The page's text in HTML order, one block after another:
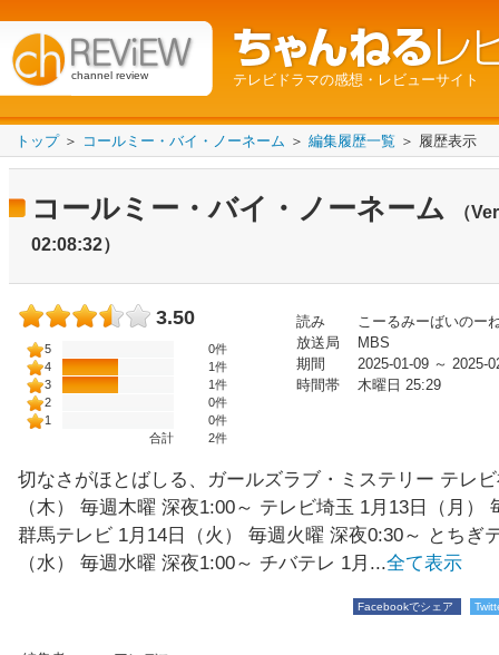
channel review テレビドラマの感想・レビューサイト
トップ＞ コールミー・バイ・ノーネーム ＞ 編集履歴一覧 ＞ 履歴表示
コールミー・バイ・ノーネーム
（
02:08:32）
3.50
5
0件
4
1件
3
1件
2
0件
1
0件
合計
2件
読み
こーるみーばいのー
放送局
MBS
期間
2025-01-09 ～ 2025-
時間帯
木曜日 25:29
切なさがほとばしる、ガールズラブ・ミステリー テレ
（木） 毎週木曜 深夜1:00～ テレビ埼玉 1月13日（月）
群馬テレビ 1月14日（火） 毎週火曜 深夜0:30～ とちぎ
（水） 毎週水曜 深夜1:00～ チバテレ 1月...全て表示
Facebookでシェア